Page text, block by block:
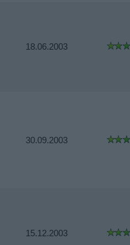
18.06.2003
30.09.2003
15.12.2003